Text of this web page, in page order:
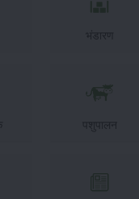
भंडारण
पशुपालन